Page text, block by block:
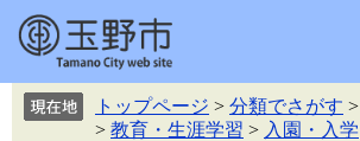
トップページ > 分類でさがす >
> 教育・生涯学習 > 入園・入学